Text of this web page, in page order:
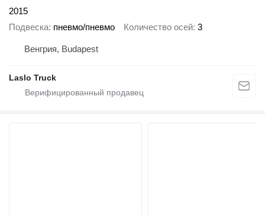
2015
Подвеска пневмо/пневмо Количество осей 3
Венгрия, Budapest
Laslo Truck